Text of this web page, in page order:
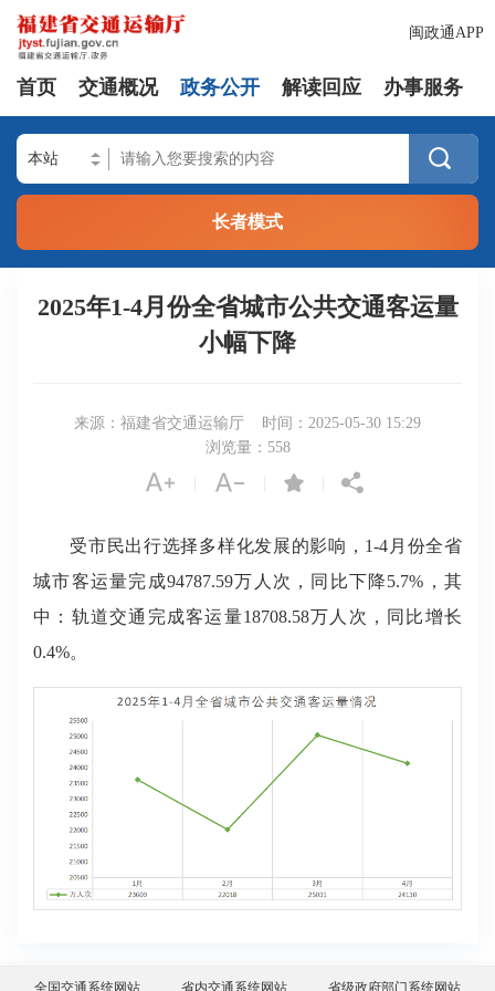
闽政通APP
首页 交通概况 政务公开 解读回应 办事服务

长者模式
2025年1-4月份全省城市公共交通客运量
小幅下降
来源：福建省交通运输厅
时间：2025-05-30 15:29
浏览量： 558
   
受市民出行选择多样化发展的影响，1-4月份全省
城市客运量完成94787.59万人次，同比下降5.7%，其
中：轨道交通完成客运量18708.58万人次，同比增长
0.4%。
全国交通系统网站 省内交通系统网站 省级政府部门系统网站